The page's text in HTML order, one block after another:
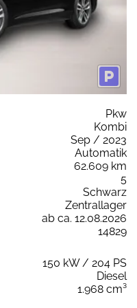
Pkw
Kombi
Sep / 2023
Automatik
62.609 km
5
Schwarz
Zentrallager
ab ca. 12.08.2026
14829
150 kW / 204 PS
Diesel
1.968 cm³